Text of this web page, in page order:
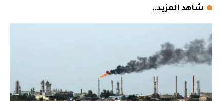
شاهد المزيد..